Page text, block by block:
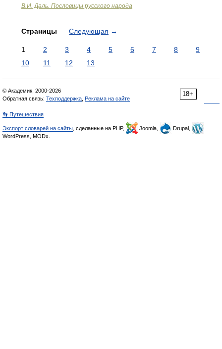
В.И. Даль. Пословицы русского народа
Страницы Следующая →
1 2 3 4 5 6 7 8
9
10
11 12 13
18+
© Академик, 2000-2026
Обратная связь: Техподдержка Реклама на сайте
👣 Путешествия
Экспорт словарей на сайты , сделанные на PHP, Joomla,
Drupal,
WordPress, MODx.